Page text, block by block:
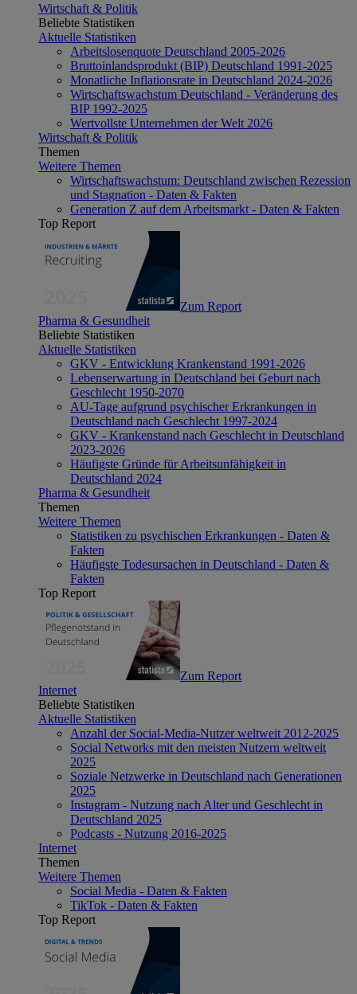
Wirtschaft & Politik
Beliebte Statistiken
Aktuelle Statistiken
Arbeitslosenquote Deutschland 2005-2026
Bruttoinlandsprodukt (BIP) Deutschland 1991-2025
Monatliche Inflationsrate in Deutschland 2024-2026
Wirtschaftswachstum Deutschland - Veränderung des
BIP 1992-2025
Wertvollste Unternehmen der Welt 2026
Wirtschaft & Politik
Themen
Weitere Themen
Wirtschaftswachstum: Deutschland zwischen Rezession
und Stagnation - Daten & Fakten
Generation Z auf dem Arbeitsmarkt - Daten & Fakten
Top Report
Zum Report
Pharma & Gesundheit
Beliebte Statistiken
Aktuelle Statistiken
GKV - Entwicklung Krankenstand 1991-2026
Lebenserwartung in Deutschland bei Geburt nach
Geschlecht 1950-2070
AU-Tage aufgrund psychischer Erkrankungen in
Deutschland nach Geschlecht 1997-2024
GKV - Krankenstand nach Geschlecht in Deutschland
2023-2026
Häufigste Gründe für Arbeitsunfähigkeit in
Deutschland 2024
Pharma & Gesundheit
Themen
Weitere Themen
Statistiken zu psychischen Erkrankungen - Daten &
Fakten
Häufigste Todesursachen in Deutschland - Daten &
Fakten
Top Report
Zum Report
Internet
Beliebte Statistiken
Aktuelle Statistiken
Anzahl der Social-Media-Nutzer weltweit 2012-2025
Social Networks mit den meisten Nutzern weltweit
2025
Soziale Netzwerke in Deutschland nach Generationen
2025
Instagram - Nutzung nach Alter und Geschlecht in
Deutschland 2025
Podcasts - Nutzung 2016-2025
Internet
Themen
Weitere Themen
Social Media - Daten & Fakten
TikTok - Daten & Fakten
Top Report